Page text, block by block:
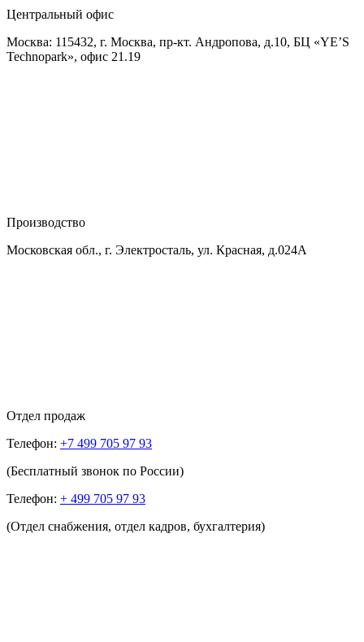
Центральный офис
Москва: 115432, г. Москва, пр-кт. Андропова, д.10, БЦ «YE’S
Technopark», офис 21.19
Производство
Московская обл., г. Электросталь, ул. Красная, д.024А
Отдел продаж
Телефон: +7 499 705 97 93
(Бесплатный звонок по России)
Телефон: + 499 705 97 93
(Отдел снабжения, отдел кадров, бухгалтерия)